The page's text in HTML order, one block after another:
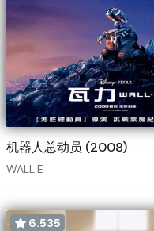
机器人总动员 (2008)
WALL·E
6.535